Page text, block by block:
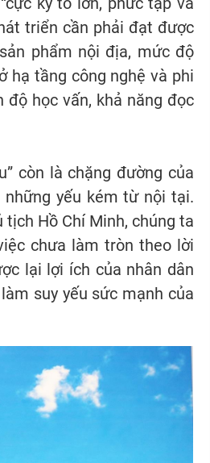
triển cần phải đạt được
phẩm nội địa, mức độ
hạ tầng công nghệ và phi
học vấn, khả năng đọc
còn là chặng đường của
yếu kém từ nội tại.
Hồ Chí Minh, chúng ta
chưa làm tròn theo lời
lại lợi ích của nhân dân
suy yếu sức mạnh của